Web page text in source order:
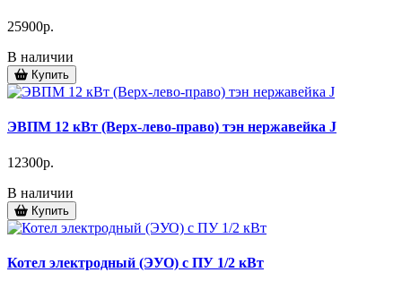
25900р.
В наличии
Купить
ЭВПМ 12 кВт (Верх-лево-право) тэн нержавейка J
12300р.
В наличии
Купить
Котел электродный (ЭУО) с ПУ 1/2 кВт